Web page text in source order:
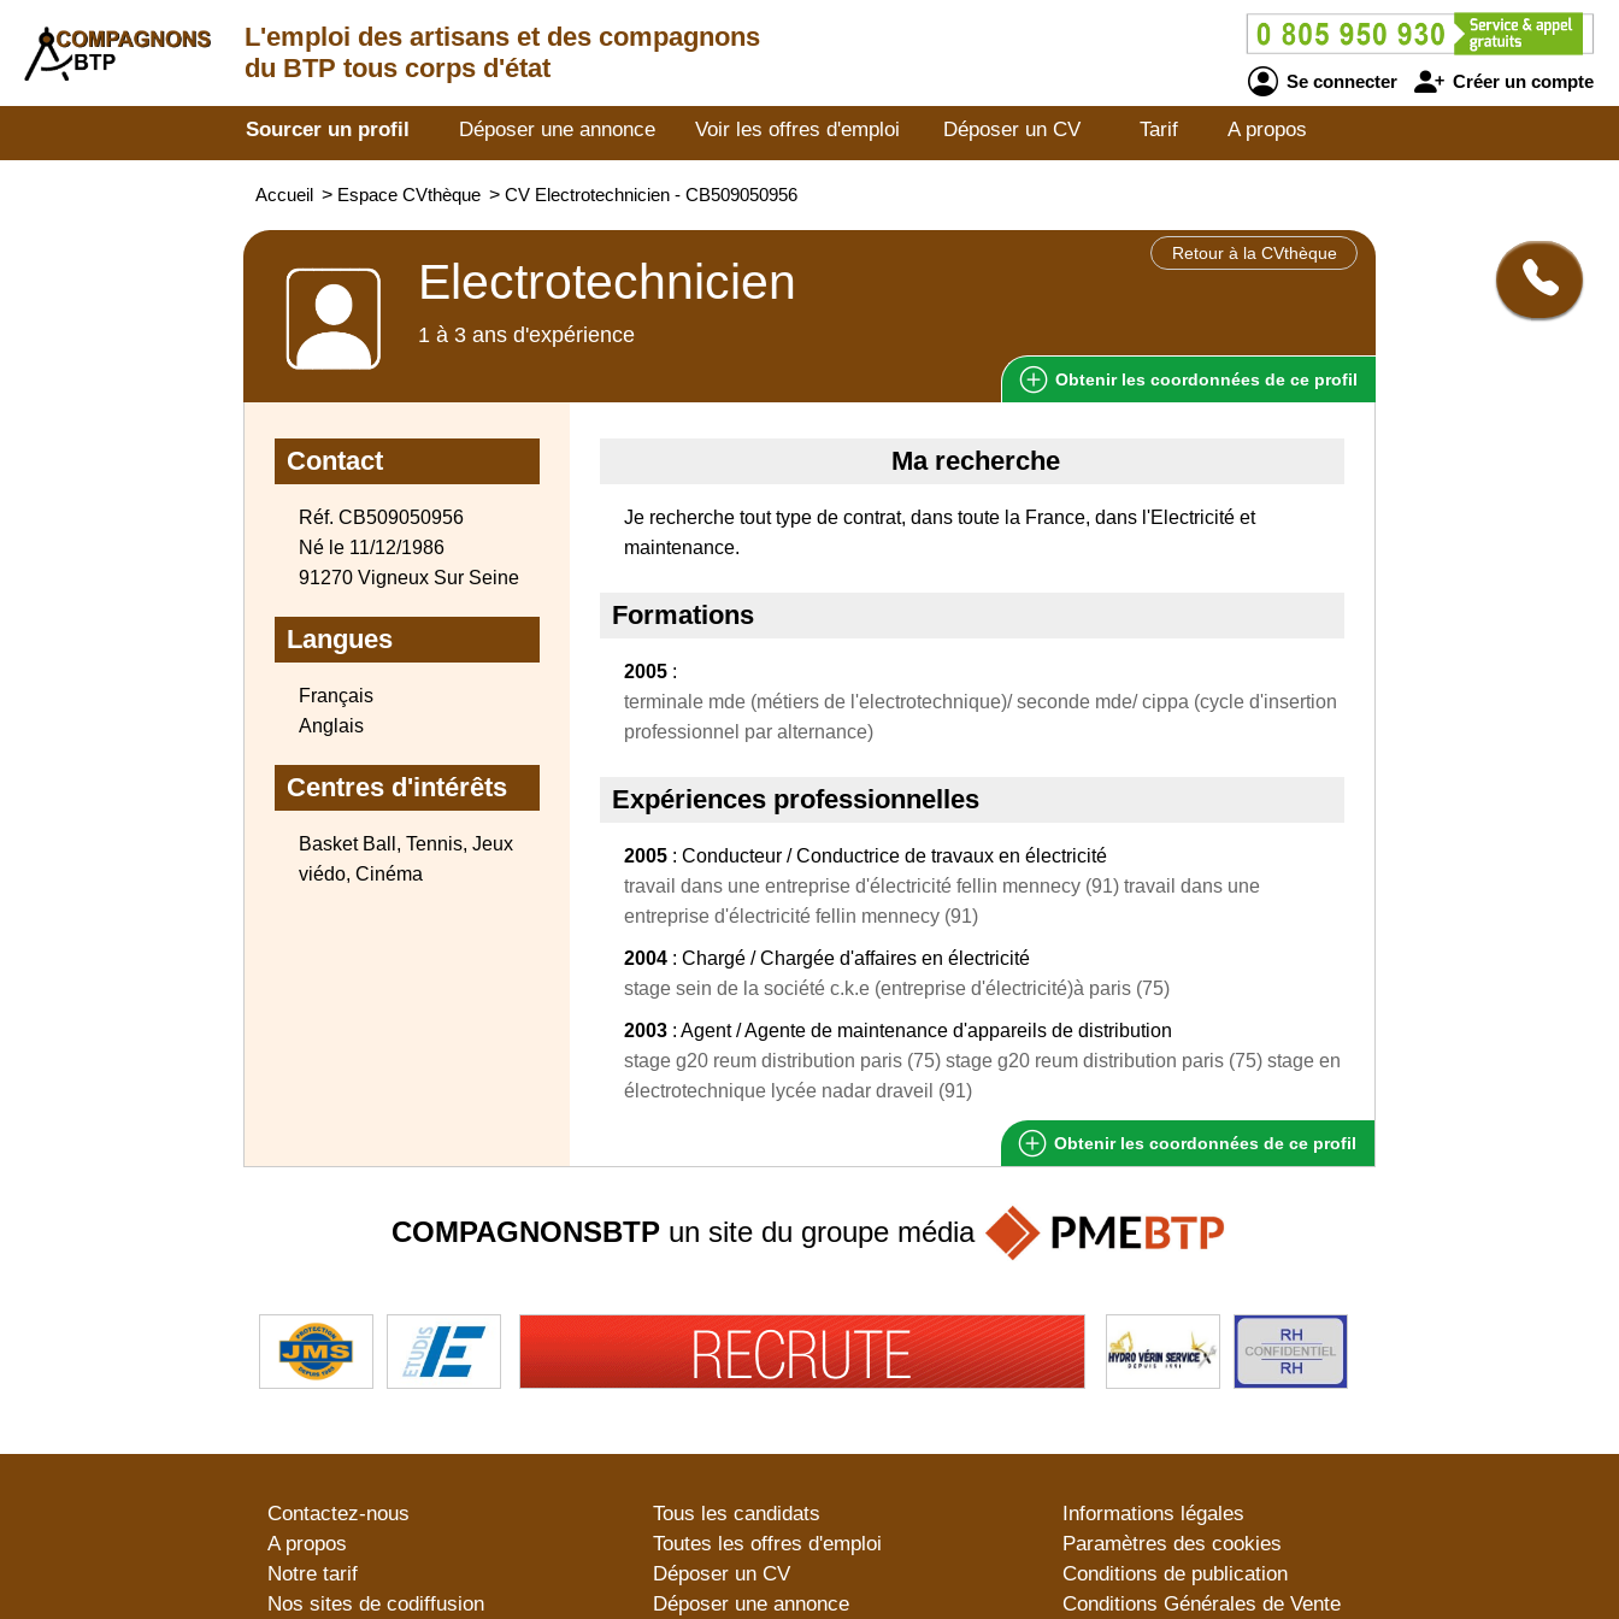
L'emploi des artisans et des compagnons
du BTP tous corps d'état
Se connecter Créer un compte
Sourcer un profil Déposer une annonce Voir les offres d'emploi Déposer un CV Tarif A propos
Accueil > Espace CVthèque > CV Electrotechnicien - CB509050956
Retour à la CVthèque
Electrotechnicien
1 à 3 ans d'expérience
Obtenir les coordonnées de ce profil
Contact
Réf. CB509050956
Né le 11/12/1986
91270 Vigneux Sur Seine
Langues
Français
Anglais
Centres d'intérêts
Basket Ball, Tennis, Jeux
viédo, Cinéma
Ma recherche
Je recherche tout type de contrat, dans toute la France, dans l'Electricité et
maintenance.
Formations
2005 :
terminale mde (métiers de l'electrotechnique)/ seconde mde/ cippa (cycle d'insertion
professionnel par alternance)
Expériences professionnelles
2005 : Conducteur / Conductrice de travaux en électricité
travail dans une entreprise d'électricité fellin mennecy (91) travail dans une
entreprise d'électricité fellin mennecy (91)
2004 : Chargé / Chargée d'affaires en électricité
stage sein de la société c.k.e (entreprise d'électricité)à paris (75)
2003 : Agent / Agente de maintenance d'appareils de distribution
stage g20 reum distribution paris (75) stage g20 reum distribution paris (75) stage en
électrotechnique lycée nadar draveil (91)
Obtenir les coordonnées de ce profil
COMPAGNONSBTP un site du groupe média
Contactez-nous
A propos
Notre tarif
Nos sites de codiffusion
Tous les candidats
Toutes les offres d'emploi
Déposer un CV
Déposer une annonce
Informations légales
Paramètres des cookies
Conditions de publication
Conditions Générales de Vente